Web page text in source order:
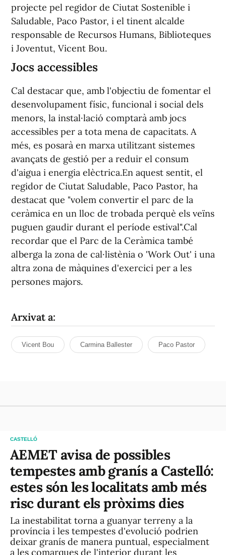
projecte pel regidor de Ciutat Sostenible i
Saludable, Paco Pastor, i el tinent alcalde
responsable de Recursos Humans, Biblioteques
i Joventut, Vicent Bou.
Jocs accessibles
Cal destacar que, amb l'objectiu de fomentar el
desenvolupament físic, funcional i social dels
menors, la instal·lació comptarà amb jocs
accessibles per a tota mena de capacitats. A
més, es posarà en marxa utilitzant sistemes
avançats de gestió per a reduir el consum
d'aigua i energia elèctrica.En aquest sentit, el
regidor de Ciutat Saludable, Paco Pastor, ha
destacat que "volem convertir el parc de la
ceràmica en un lloc de trobada perquè els veïns
puguen gaudir durant el període estival".Cal
recordar que el Parc de la Ceràmica també
alberga la zona de cal·listènia o 'Work Out' i una
altra zona de màquines d'exercici per a les
persones majors.
Arxivat a:
Vicent Bou Carmina Ballester Paco Pastor
CASTELLÓ
AEMET avisa de possibles
tempestes amb granís a Castelló:
estes són les localitats amb més
risc durant els pròxims dies
La inestabilitat torna a guanyar terreny a la
província i les tempestes d'evolució podrien
deixar granís de manera puntual, especialment
a les comarques de l'interior durant les